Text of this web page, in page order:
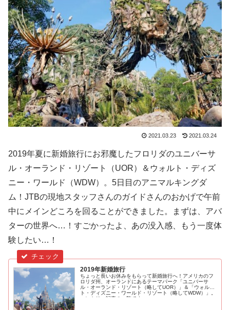
2021.03.23 2021.03.24
2019年夏に新婚旅行にお邪魔したフロリダのユニバーサ
ル・オーランド・リゾート（UOR）＆ウォルト・ディズ
ニー・ワールド（WDW）。5日目のアニマルキングダ
ム！JTBの現地スタッフさんのガイドさんのおかげで午前
中にメインどころを回ることができました。まずは、アバ
ターの世界へ…！すごかったよ、あの没入感、もう一度体
験したい…！
2019年新婚旅行
ちょっと長いお休みをもらって新婚旅行へ！アメリカのフ
ロリダ州、オーランドにあるテーマパーク「ユニバーサ
ル・オーランド・リゾート（略してUOR）」＆「ウォル
ト・ディズニー・ワールド・リゾート（略してWDW）」。
エントリー記事の一覧です。